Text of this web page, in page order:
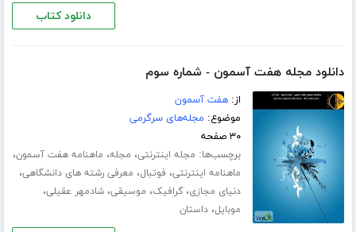
دانلود کتاب
دانلود مجله هفت آسمون - شماره سوم
از:هفت آسمون
موضوع: مجله‌های سرگرمی
۳۰ صفحه
برچسب‌ها: مجله اینترنتی، مجله، ماهنامه هفت آسمون،
ماهنامه اینترنتی، فوتبال، معرفی رشته های دانشگاهی،
دنیای مجازی،گرافیک، موسیقی،شادمهر عقیلی،
موبایل،داستان